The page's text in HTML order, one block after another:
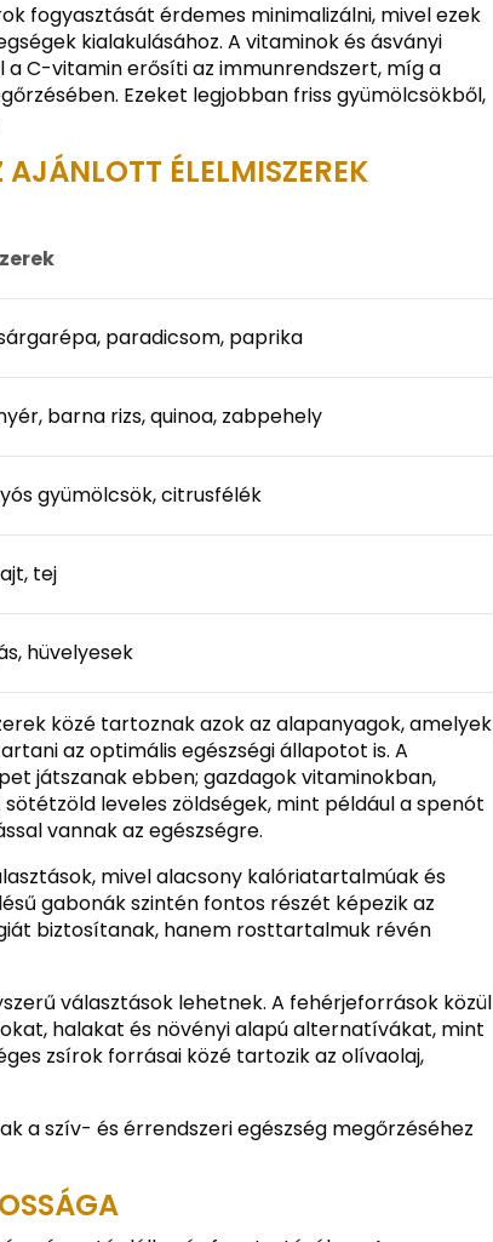
fogyasztását érdemes minimalizálni, mivel ezek
kialakulásához. A vitaminok és ásványi
C-vitamin erősíti az immunrendszert, míg a
Ezeket legjobban friss gyümölcsökből,
AJÁNLOTT ÉLELMISZEREK
paradicsom, paprika
barna rizs, quinoa, zabpehely
gyümölcsök, citrusfélék
tej
hüvelyesek
közé tartoznak azok az alapanyagok, amelyek
az optimális egészségi állapotot is. A
játszanak ebben; gazdagok vitaminokban,
leveles zöldségek, mint például a spenót
vannak az egészségre.
mivel alacsony kalóriatartalmúak és
gabonák szintén fontos részét képezik az
biztosítanak, hanem rosttartalmuk révén
választások lehetnek. A fehérjeforrások közül
halakat és növényi alapú alternatívákat, mint
zsírok forrásai közé tartozik az olívaolaj,
a szív- és érrendszeri egészség megőrzéséhez